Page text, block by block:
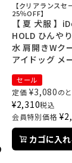
【クリアランスセ
25％OFF】
【 夏 犬服 】
HOLD ひんや
水 肩開きWク
アイドッグ メ
セール
定価 ¥3,080の
¥2,310税込
会員特別価格 ¥
カゴに入